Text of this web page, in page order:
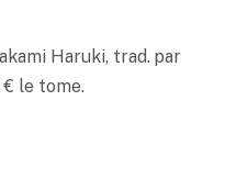
Haruki, trad. par
€ le tome.